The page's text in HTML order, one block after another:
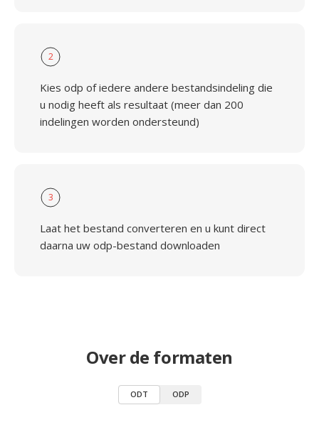
2
Kies odp of iedere andere bestandsindeling die
u nodig heeft als resultaat (meer dan 200
indelingen worden ondersteund)
3
Laat het bestand converteren en u kunt direct
daarna uw odp-bestand downloaden
Over de formaten
ODT ODP